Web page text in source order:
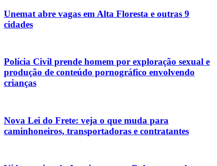
Unemat abre vagas em Alta Floresta e outras 9
cidades
Polícia Civil prende homem por exploração sexual e
produção de conteúdo pornográfico envolvendo
crianças
Nova Lei do Frete: veja o que muda para
caminhoneiros, transportadoras e contratantes